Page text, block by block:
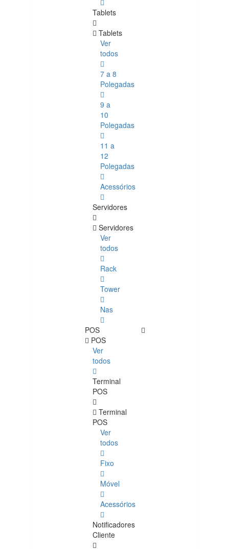
Tablets
Tablets
Ver
todos
7 a 8
Polegadas
9 a
10
Polegadas
11 a
12
Polegadas
Acessórios
Servidores
Servidores
Ver
todos
Rack
Tower
Nas
POS
POS
Ver
todos
Terminal
POS
Terminal
POS
Ver
todos
Fixo
Móvel
Acessórios
Notificadores
Cliente